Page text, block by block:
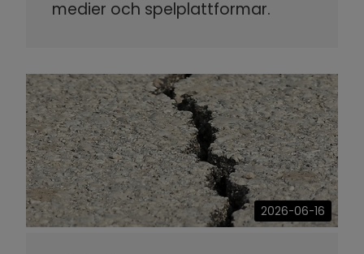
medier och spelplattformar.
2026-06-16